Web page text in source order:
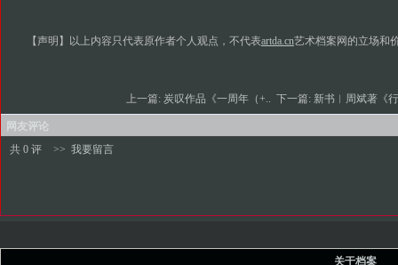
【声明】以上内容只代表原作者个人观点，不代表artda.cn艺术档案网的立场和
上一篇: 炭叹作品《一周年（+.. 下一篇: 新书︱周斌著《
网友评论
共 0 评
>> 我要留言
关于档案